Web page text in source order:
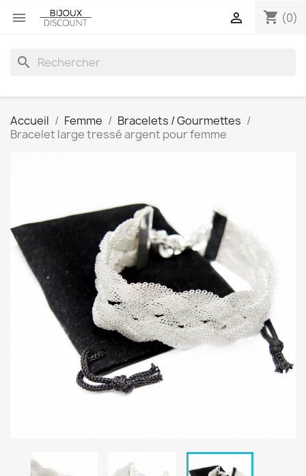
 shopping_cart (0)

search
Accueil Femme
Bracelets / Gourmettes
Bracelet large tressé argent pour femme